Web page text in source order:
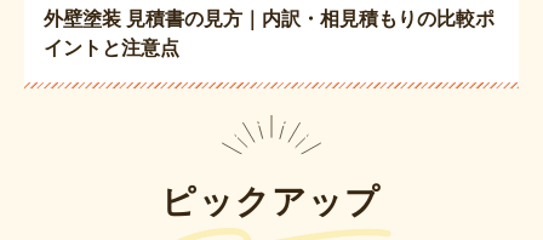
外壁塗装 見積書の見方｜内訳・相見積もりの比較ポ
イントと注意点
ピックアップ